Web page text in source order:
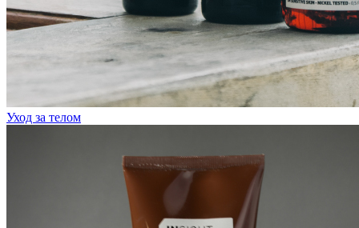
Уход за телом